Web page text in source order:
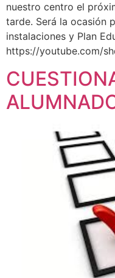
nuestro centro el
tarde. Será la ocasión
instalaciones y Plan
https://youtube.com/